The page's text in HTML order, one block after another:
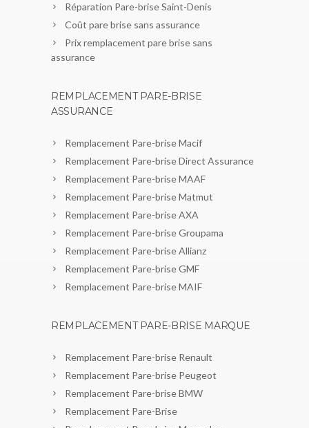
Réparation Pare-brise Saint-Denis
Coût pare brise sans assurance
Prix remplacement pare brise sans
assurance
REMPLACEMENT PARE-BRISE
ASSURANCE
Remplacement Pare-brise Macif
Remplacement Pare-brise Direct Assurance
Remplacement Pare-brise MAAF
Remplacement Pare-brise Matmut
Remplacement Pare-brise AXA
Remplacement Pare-brise Groupama
Remplacement Pare-brise Allianz
Remplacement Pare-brise GMF
Remplacement Pare-brise MAIF
REMPLACEMENT PARE-BRISE MARQUE
Remplacement Pare-brise Renault
Remplacement Pare-brise Peugeot
Remplacement Pare-brise BMW
Remplacement Pare-Brise